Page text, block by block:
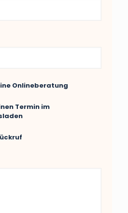
Onlineberatung
Termin im